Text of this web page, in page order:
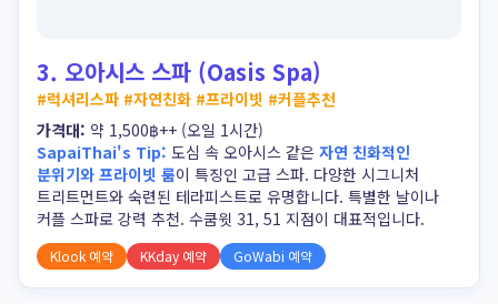
오아시스 스파 (Oasis Spa)
3. 오아시스 스파 (Oasis Spa)
#럭셔리스파 #자연친화 #프라이빗 #커플추천
가격대: 약 1,500฿++ (오일 1시간)
SapaiThai's Tip: 도심 속 오아시스 같은 자연 친화적인
분위기와 프라이빗 룸이 특징인 고급 스파. 다양한 시그니처
트리트먼트와 숙련된 테라피스트로 유명합니다. 특별한 날이나
커플 스파로 강력 추천. 수쿰윗 31, 51 지점이 대표적입니다.
Klook 예약 KKday 예약 GoWabi 예약